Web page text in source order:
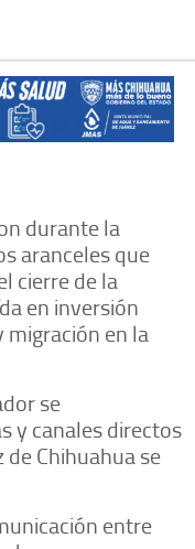
durante la
aranceles que
cierre de la
en inversión
migración en la
se
y canales directos
Chihuahua se
entre